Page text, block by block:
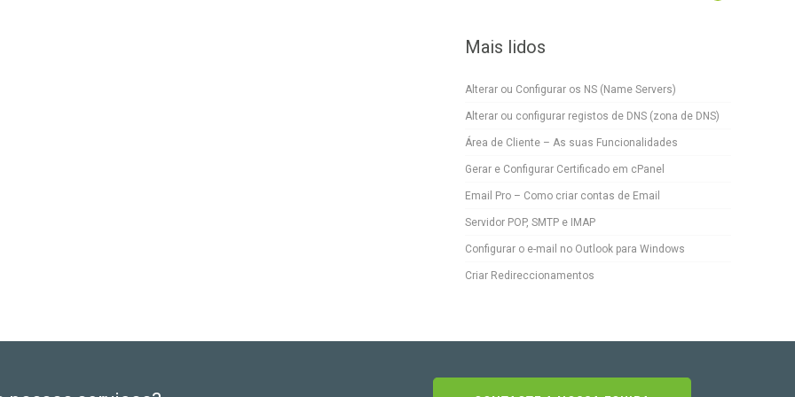
Mais lidos
Alterar ou Configurar os NS (Name Servers)
Alterar ou configurar registos de DNS (zona de DNS)
Área de Cliente – As suas Funcionalidades
Gerar e Configurar Certificado em cPanel
Email Pro – Como criar contas de Email
Servidor POP, SMTP e IMAP
Configurar o e-mail no Outlook para Windows
Criar Redireccionamentos